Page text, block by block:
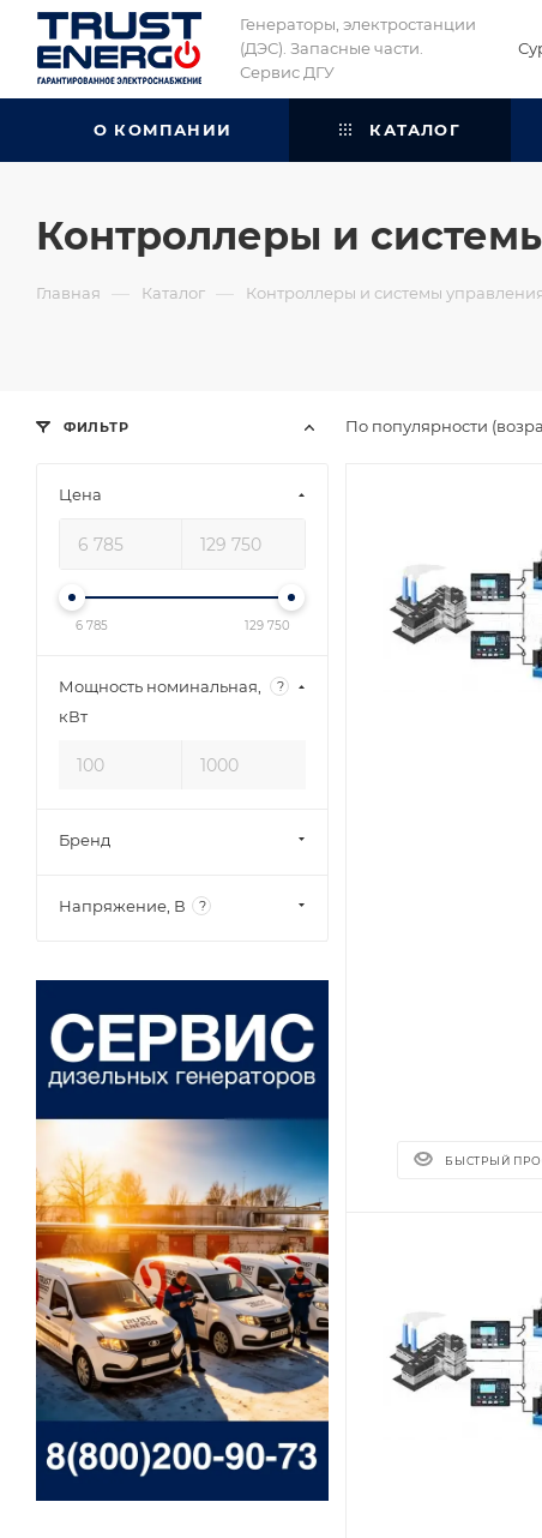
Генераторы, электростанции
(ДЭС). Запасные части.
Сервис ДГУ
О КОМПАНИИ КАТАЛОГ
Контроллеры и
Главная — Каталог — Контроллеры и системы
По популярности
БЫСТРЫЙ
ФИЛЬТР
Цена
6 785 129 750
Мощность номинальная,
кВт
?
Бренд
Напряжение, В ?